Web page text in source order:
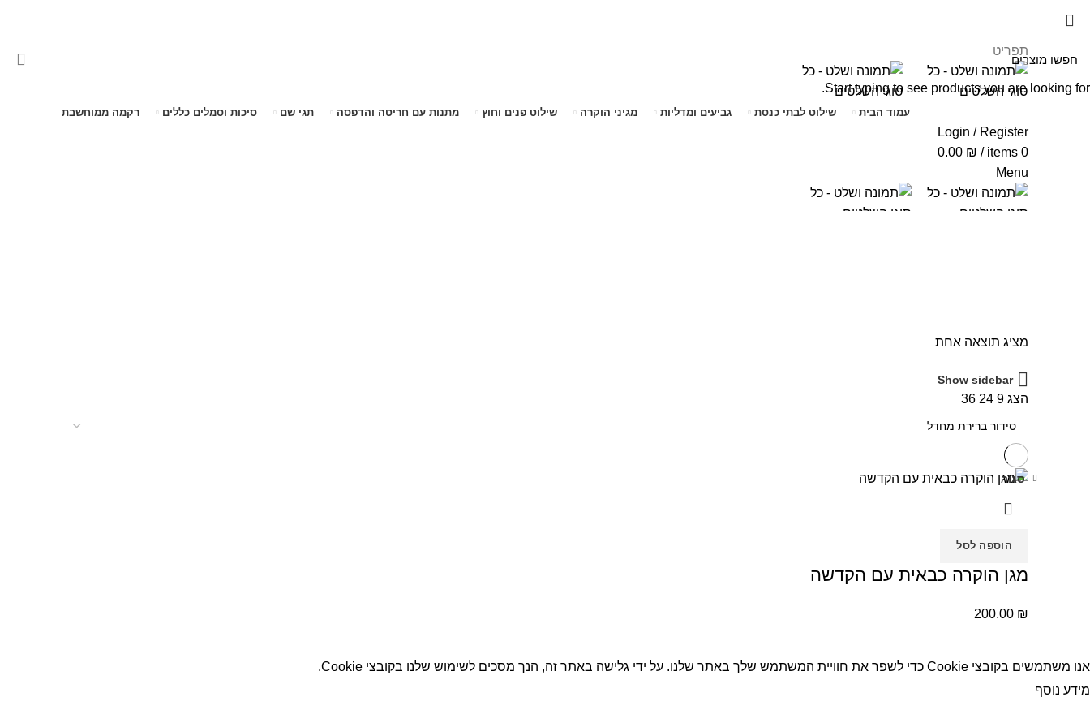
תפריט
עמוד הבית שילוט לבתי כנסת גביעים ומדליות מגיני הוקרה שילוט פנים וחוץ מתנות עם חריטה והדפסה תגי שם סיכות וסמלים כללים רקמה ממוחשבת
Login / Register
0
items
/
0.00 ₪
Menu
מציג תוצאה אחת
Show sidebar
הצג 9
24
36
הוספה לסל
סגור
מגן הוקרה כבאית עם הקדשה
200.00 ₪
אנו משתמשים בקובצי Cookie כדי לשפר את חוויית המשתמש שלך באתר שלנו. על ידי גלישה באתר זה, הנך מסכים לשימוש שלנו בקובצי Cookie.
מידע נוסף
Start typing to see products you are looking for.